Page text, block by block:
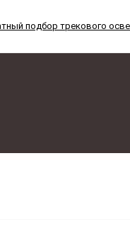
подбор трекового